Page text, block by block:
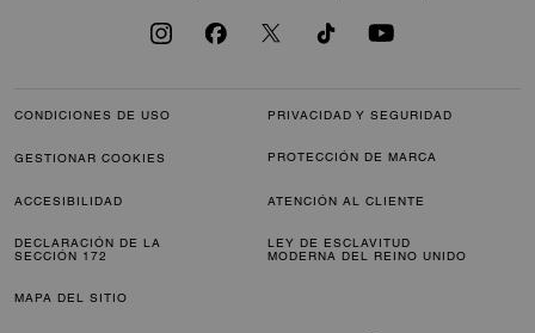
CONDICIONES DE USO PRIVACIDAD Y SEGURIDAD
GESTIONAR COOKIES PROTECCIÓN DE MARCA
ACCESIBILIDAD ATENCIÓN AL CLIENTE
DECLARACIÓN DE LA
SECCIÓN 172
LEY DE ESCLAVITUD
MODERNA DEL REINO UNIDO
MAPA DEL SITIO